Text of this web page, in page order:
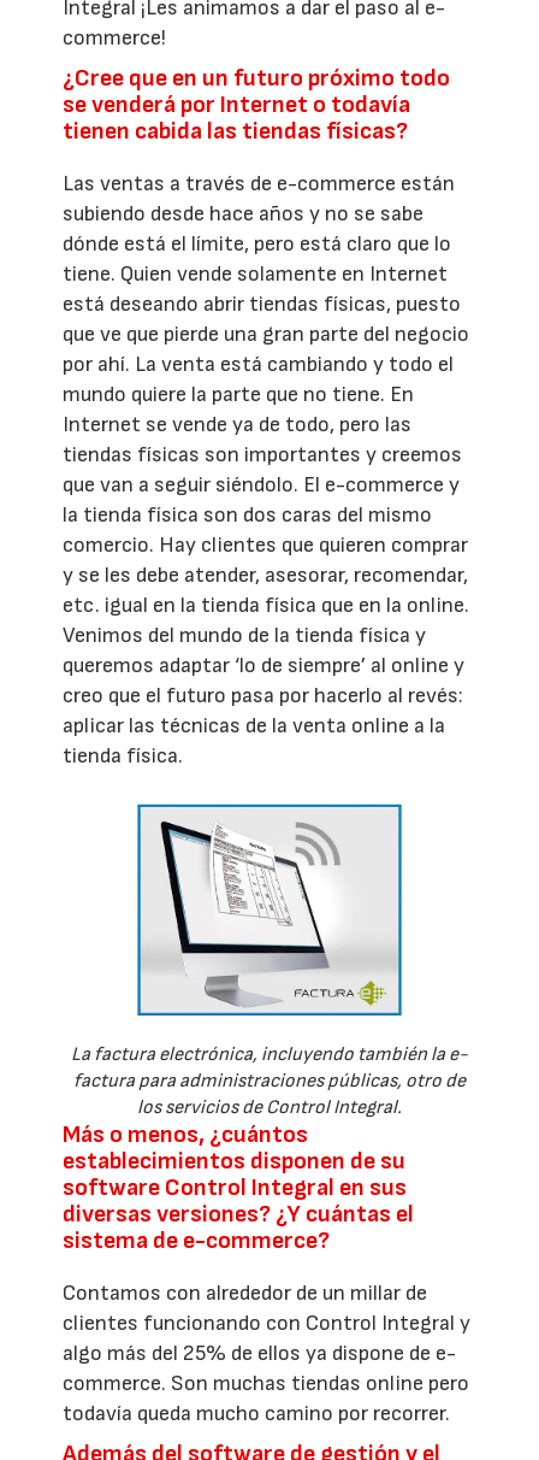
Integral ¡Les animamos a dar el paso al e-
commerce!
¿Cree que en un futuro próximo todo
se venderá por Internet o todavía
tienen cabida las tiendas físicas?
Las ventas a través de e-commerce están
subiendo desde hace años y no se sabe
dónde está el límite, pero está claro que lo
tiene. Quien vende solamente en Internet
está deseando abrir tiendas físicas, puesto
que ve que pierde una gran parte del negocio
por ahí. La venta está cambiando y todo el
mundo quiere la parte que no tiene. En
Internet se vende ya de todo, pero las
tiendas físicas son importantes y creemos
que van a seguir siéndolo. El e-commerce y
la tienda física son dos caras del mismo
comercio. Hay clientes que quieren comprar
y se les debe atender, asesorar, recomendar,
etc. igual en la tienda física que en la online.
Venimos del mundo de la tienda física y
queremos adaptar ‘lo de siempre’ al online y
creo que el futuro pasa por hacerlo al revés:
aplicar las técnicas de la venta online a la
tienda física.
La factura electrónica, incluyendo también la e-
factura para administraciones públicas, otro de
los servicios de Control Integral.
Más o menos, ¿cuántos
establecimientos disponen de su
software Control Integral en sus
diversas versiones? ¿Y cuántas el
sistema de e-commerce?
Contamos con alrededor de un millar de
clientes funcionando con Control Integral y
algo más del 25% de ellos ya dispone de e-
commerce. Son muchas tiendas online pero
todavía queda mucho camino por recorrer.
Además del software de gestión y el